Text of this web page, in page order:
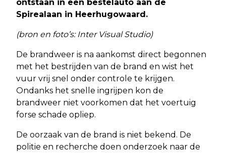
ontstaan in een bestelauto aan de
Spirealaan in Heerhugowaard.
(bron en foto’s: Inter Visual Studio)
De brandweer is na aankomst direct begonnen
met het bestrijden van de brand en wist het
vuur vrij snel onder controle te krijgen.
Ondanks het snelle ingrijpen kon de
brandweer niet voorkomen dat het voertuig
forse schade opliep.
De oorzaak van de brand is niet bekend. De
politie en recherche doen onderzoek naar de